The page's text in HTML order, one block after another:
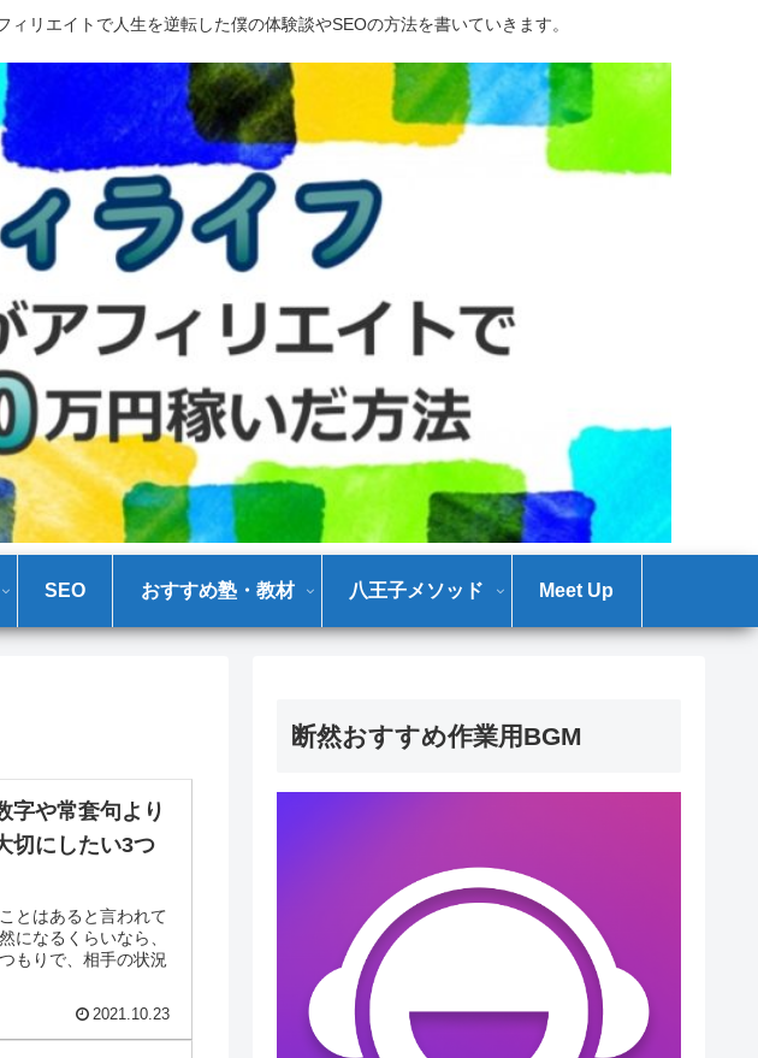
リエイトで人生を逆転した僕の体験談やSEOの方法を書いていきます。
SEO おすすめ塾・教材 八王子メソッド Meet Up
字や常套句より
切にしたい3つ
とはあると言われて
になるくらいなら、
もりで、相手の状況
2021.10.23
断然おすすめ作業用BGM